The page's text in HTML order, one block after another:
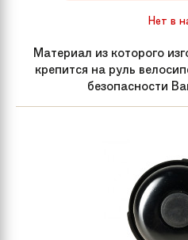
Размер колес 16
до 50 кг
Нет в
Материал из которого
крепится на руль
безопасности